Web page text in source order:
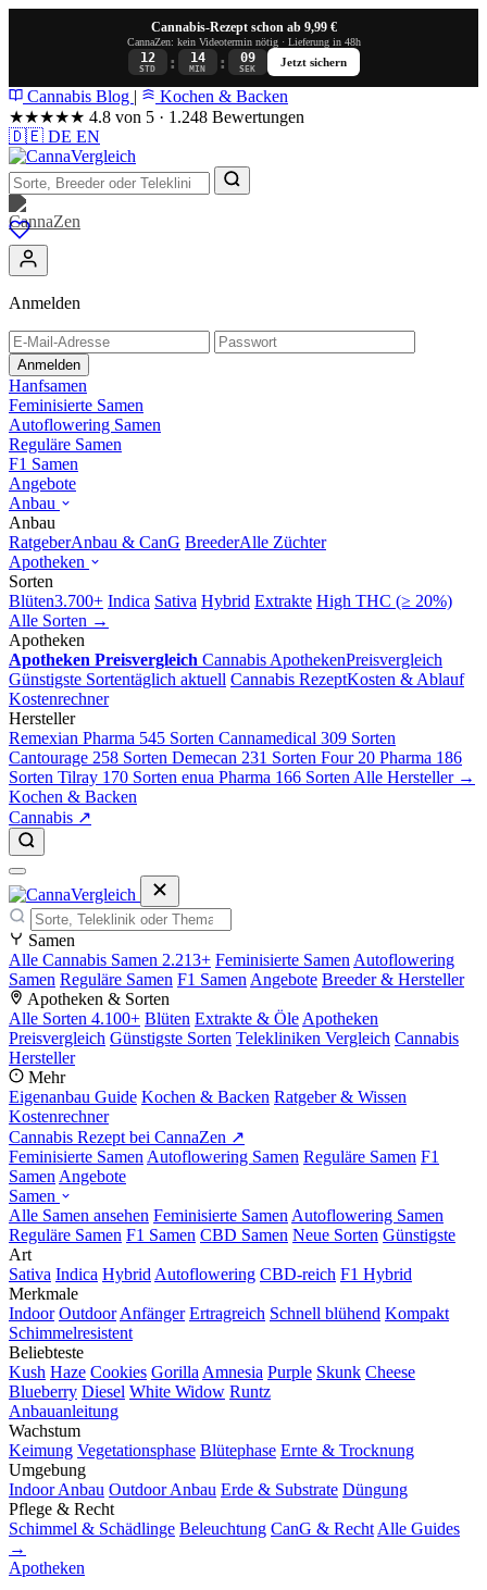
Cannabis-Rezept schon ab 9,99 €
CannaZen: kein Videotermin nötig · Lieferung in 48h
12
STD : 14
MIN : 09
SEK
Jetzt sichern
Cannabis Blog |
Kochen & Backen
★★★★★ 4.8 von 5 · 1.248 Bewertungen
🇩🇪 DE EN
Anmelden
Anmelden
Hanfsamen
Feminisierte Samen
Autoflowering Samen
Reguläre Samen
F1 Samen
Angebote
Anbau
Anbau
RatgeberAnbau & CanG BreederAlle Züchter
Apotheken
Sorten
Blüten3.700+ Indica Sativa Hybrid Extrakte High THC (≥ 20%)
Alle Sorten →
Apotheken
Apotheken Preisvergleich Cannabis ApothekenPreisvergleich
Günstigste Sortentäglich aktuell Cannabis RezeptKosten & Ablauf
Kostenrechner
Hersteller
Remexian Pharma 545 Sorten Cannamedical 309 Sorten
Cantourage 258 Sorten Demecan 231 Sorten Four 20 Pharma 186
Sorten Tilray 170 Sorten enua Pharma 166 Sorten Alle Hersteller →
Kochen & Backen
Cannabis ↗
Samen
Alle Cannabis Samen 2.213+ Feminisierte Samen Autoflowering
Samen Reguläre Samen F1 Samen Angebote Breeder & Hersteller
Apotheken & Sorten
Alle Sorten 4.100+ Blüten Extrakte & Öle Apotheken
Preisvergleich Günstigste Sorten Telekliniken Vergleich Cannabis
Hersteller
Mehr
Eigenanbau Guide Kochen & Backen Ratgeber & Wissen
Kostenrechner
Cannabis Rezept bei CannaZen ↗
Feminisierte Samen Autoflowering Samen Reguläre Samen F1
Samen Angebote
Samen
Alle Samen ansehen Feminisierte Samen Autoflowering Samen
Reguläre Samen F1 Samen CBD Samen Neue Sorten Günstigste
Art
Sativa Indica Hybrid Autoflowering CBD-reich F1 Hybrid
Merkmale
Indoor Outdoor Anfänger Ertragreich Schnell blühend Kompakt
Schimmelresistent
Beliebteste
Kush Haze Cookies Gorilla Amnesia Purple Skunk Cheese
Blueberry Diesel White Widow Runtz
Anbauanleitung
Wachstum
Keimung Vegetationsphase Blütephase Ernte & Trocknung
Umgebung
Indoor Anbau Outdoor Anbau Erde & Substrate Düngung
Pflege & Recht
Schimmel & Schädlinge Beleuchtung CanG & Recht Alle Guides
→
Apotheken